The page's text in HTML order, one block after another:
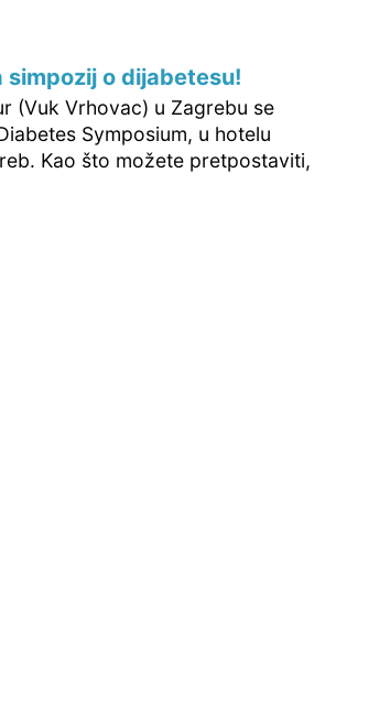
simpozij o dijabetesu!
(Vuk Vrhovac) u Zagrebu se
Symposium, u hotelu
Kao što možete pretpostaviti,